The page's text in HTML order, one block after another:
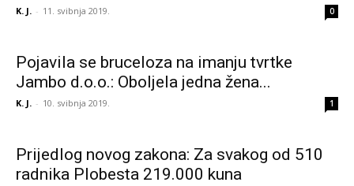
K. J. - 11. svibnja 2019. 0
Pojavila se bruceloza na imanju tvrtke
Jambo d.o.o.: Oboljela jedna žena...
K. J. - 10. svibnja 2019. 1
Prijedlog novog zakona: Za svakog od 510
radnika Plobesta 219.000 kuna